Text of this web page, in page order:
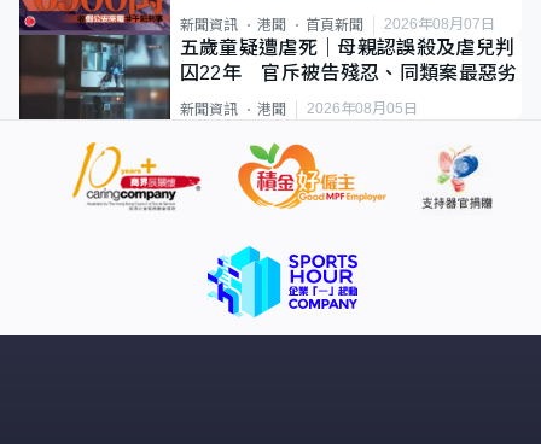
新聞資訊 港聞 首頁新聞 2026年08月07日
五歲童疑遭虐死｜母親認誤殺及虐兒判
囚22年 官斥被告殘忍、同類案最惡劣
新聞資訊 港聞 2026年08月05日